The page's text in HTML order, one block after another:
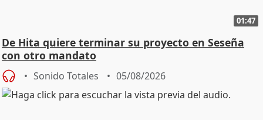
01:47
De Hita quiere terminar su proyecto en Seseña
con otro mandato
Sonido Totales 05/08/2026